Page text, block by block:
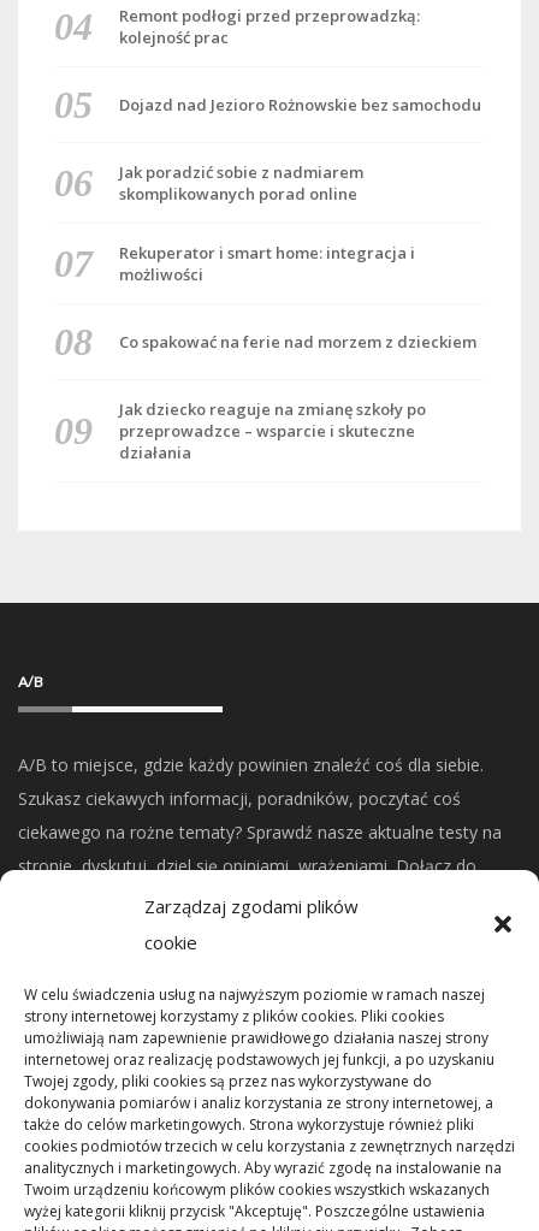
Zarządzaj zgodami plików
cookie
W celu świadczenia usług na najwyższym poziomie w ramach naszej
strony internetowej korzystamy z plików cookies. Pliki cookies
umożliwiają nam zapewnienie prawidłowego działania naszej strony
internetowej oraz realizację podstawowych jej funkcji, a po uzyskaniu
Twojej zgody, pliki cookies są przez nas wykorzystywane do
dokonywania pomiarów i analiz korzystania ze strony internetowej, a
także do celów marketingowych. Strona wykorzystuje również pliki
cookies podmiotów trzecich w celu korzystania z zewnętrznych narzędzi
analitycznych i marketingowych. Aby wyrazić zgodę na instalowanie na
Twoim urządzeniu końcowym plików cookies wszystkich wskazanych
wyżej kategorii kliknij przycisk "Akceptuję". Poszczególne ustawienia
Remont podłogi przed przeprowadzką:
kolejność prac
Dojazd nad Jezioro Rożnowskie bez samochodu
Jak poradzić sobie z nadmiarem
skomplikowanych porad online
Rekuperator i smart home: integracja i
możliwości
Co spakować na ferie nad morzem z dzieckiem
Jak dziecko reaguje na zmianę szkoły po
przeprowadzce – wsparcie i skuteczne
działania
A/B
A/B to miejsce, gdzie każdy powinien znaleźć coś dla siebie.
Szukasz ciekawych informacji, poradników, poczytać coś
ciekawego na rożne tematy? Sprawdź nasze aktualne testy na
stronie, dyskutuj, dziel się opiniami, wrażeniami. Dołącz do
naszej społeczności.
Mikrorachunek podatkowy: przelewy i księgowanie
Podstawowe rodzaje śrub – przegląd najważniejszych
typów
Pielęgnacja podłogi po remoncie: jak wydłużyć dobry